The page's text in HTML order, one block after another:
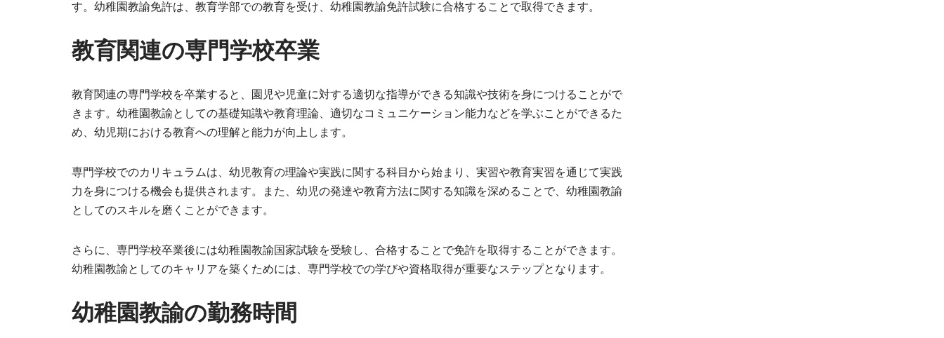
す。幼稚園教諭免許は、教育学部での教育を受け、幼稚園教諭免許試験に合格することで取得できます。
教育関連の専門学校卒業
教育関連の専門学校を卒業すると、園児や児童に対する適切な指導ができる知識や技術を身につけることがで
きます。幼稚園教諭としての基礎知識や教育理論、適切なコミュニケーション能力などを学ぶことができるた
め、幼児期における教育への理解と能力が向上します。
専門学校でのカリキュラムは、幼児教育の理論や実践に関する科目から始まり、実習や教育実習を通じて実践
力を身につける機会も提供されます。また、幼児の発達や教育方法に関する知識を深めることで、幼稚園教諭
としてのスキルを磨くことができます。
さらに、専門学校卒業後には幼稚園教諭国家試験を受験し、合格することで免許を取得することができます。
幼稚園教諭としてのキャリアを築くためには、専門学校での学びや資格取得が重要なステップとなります。
幼稚園教諭の勤務時間